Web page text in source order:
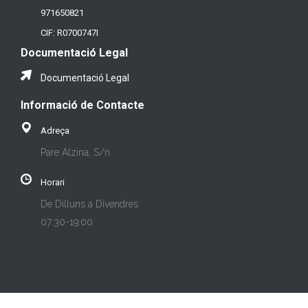
971650821
CIF: R0700747I
Documentació Legal
Documentació Legal
Informació de Contacte
Adreça
Pare Alzina, S/n
Horari
De Dilluns a Divendres
07:30-19:00